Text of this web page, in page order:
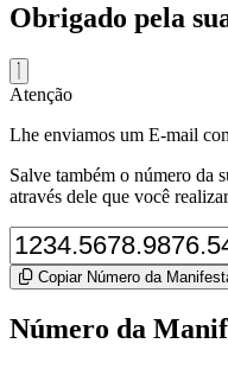
Obrigado pela
Atenção
Lhe enviamos um E-mail
Salve também o número da
através dele que você
Copiar Número da
Número da